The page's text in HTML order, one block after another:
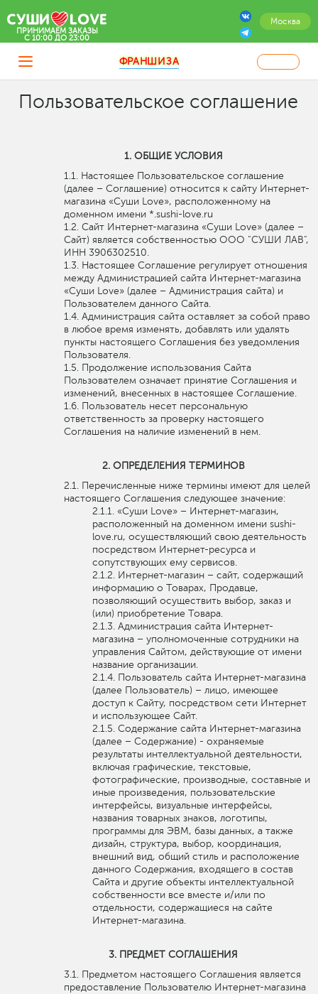
Москва
ПРИНИМАЕМ ЗАКАЗЫ
C 10:00 ДО 23:00
ФРАНШИЗА
Пользовательское соглашение
ОБЩИЕ УСЛОВИЯ
Настоящее Пользовательское соглашение
(далее – Соглашение) относится к сайту Интернет-
магазина «Суши Love», расположенному на
доменном имени *.sushi-love.ru
Сайт Интернет-магазина «Суши Love» (далее –
Сайт) является собственностью ООО "СУШИ ЛАВ",
ИНН 3906302510.
Настоящее Соглашение регулирует отношения
между Администрацией сайта Интернет-магазина
«Суши Love» (далее – Администрация сайта) и
Пользователем данного Сайта.
Администрация сайта оставляет за собой право
в любое время изменять, добавлять или удалять
пункты настоящего Соглашения без уведомления
Пользователя.
Продолжение использования Сайта
Пользователем означает принятие Соглашения и
изменений, внесенных в настоящее Соглашение.
Пользователь несет персональную
ответственность за проверку настоящего
Соглашения на наличие изменений в нем.
ОПРЕДЕЛЕНИЯ ТЕРМИНОВ
Перечисленные ниже термины имеют для целей
настоящего Соглашения следующее значение:
«Суши Love» – Интернет-магазин,
расположенный на доменном имени sushi-
love.ru, осуществляющий свою деятельность
посредством Интернет-ресурса и
сопутствующих ему сервисов.
Интернет-магазин – сайт, содержащий
информацию о Товарах, Продавце,
позволяющий осуществить выбор, заказ и
(или) приобретение Товара.
Администрация сайта Интернет-
магазина – уполномоченные сотрудники на
управления Сайтом, действующие от имени
название организации.
Пользователь сайта Интернет-магазина
(далее Пользователь) – лицо, имеющее
доступ к Сайту, посредством сети Интернет
и использующее Сайт.
Содержание сайта Интернет-магазина
(далее – Содержание) - охраняемые
результаты интеллектуальной деятельности,
включая графические, текстовые,
фотографические, производные, составные и
иные произведения, пользовательские
интерфейсы, визуальные интерфейсы,
названия товарных знаков, логотипы,
программы для ЭВМ, базы данных, а также
дизайн, структура, выбор, координация,
внешний вид, общий стиль и расположение
данного Содержания, входящего в состав
Сайта и другие объекты интеллектуальной
собственности все вместе и/или по
отдельности, содержащиеся на сайте
Интернет-магазина.
ПРЕДМЕТ СОГЛАШЕНИЯ
Предметом настоящего Соглашения является
предоставление Пользователю Интернет-магазина